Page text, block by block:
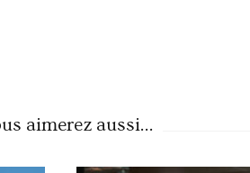
aimerez aussi...